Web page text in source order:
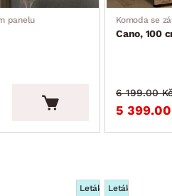
panelu Komoda se
Cano, 100
5
6 199.00
Leták
Leták